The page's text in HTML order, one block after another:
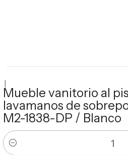
|
Mueble vanitorio al
lavamanos de
M2-1838-DP / Blanco
Cantidad